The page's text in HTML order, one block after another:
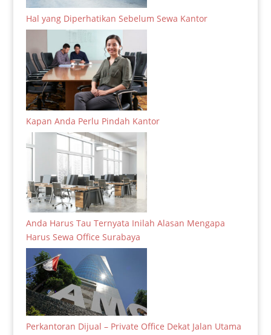
Hal yang Diperhatikan Sebelum Sewa Kantor
Kapan Anda Perlu Pindah Kantor
Anda Harus Tau Ternyata Inilah Alasan Mengapa
Harus Sewa Office Surabaya
Perkantoran Dijual – Private Office Dekat Jalan Utama